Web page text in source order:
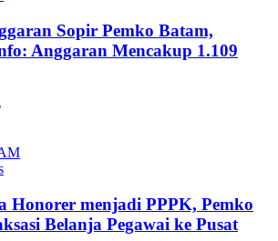
Sopir Pemko Batam,
Anggaran Mencakup 1.109
Honorer menjadi PPPK, Pemko
Belanja Pegawai ke Pusat